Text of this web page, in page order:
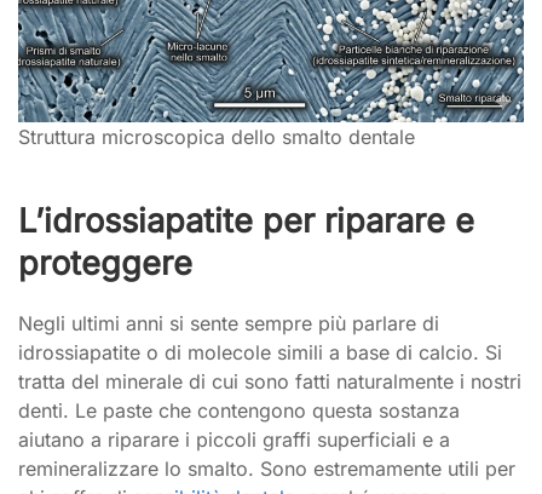
Struttura microscopica dello smalto dentale
L’idrossiapatite per riparare e
proteggere
Negli ultimi anni si sente sempre più parlare di
idrossiapatite o di molecole simili a base di calcio. Si
tratta del minerale di cui sono fatti naturalmente i nostri
denti. Le paste che contengono questa sostanza
aiutano a riparare i piccoli graffi superficiali e a
remineralizzare lo smalto. Sono estremamente utili per